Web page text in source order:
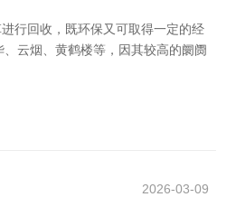
行回收，既环保又可取得一定的经
云烟、黄鹤楼等，因其较高的阛阓
2026-03-09